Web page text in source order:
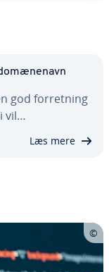
god for­ret­ning
vil…
Læs mere